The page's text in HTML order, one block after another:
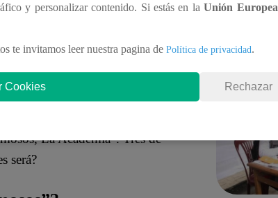
La Academia”. Tres de
será?
y personalizar contenido. Si estás en laUnión Europea
te invitamos leer nuestra pagina de Política de privacidad.
Cookies Rechazar